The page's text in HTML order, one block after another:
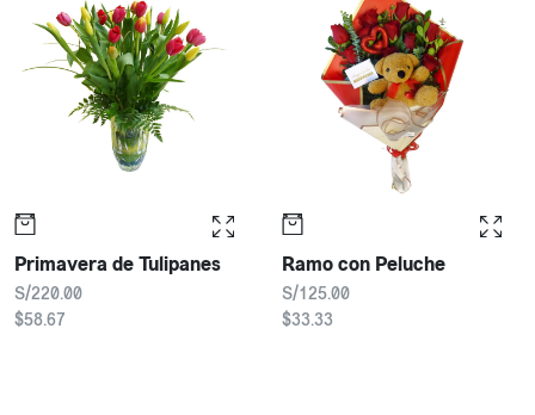
Primavera de Tulipanes
S/220.00
$58.67
Ramo con Peluche
S/125.00
$33.33